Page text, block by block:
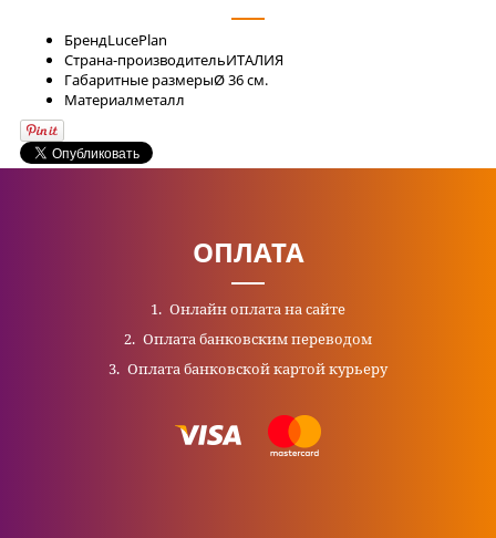
БрендLucePlan
Страна-производительИТАЛИЯ
Габаритные размерыØ 36 см.
Материалметалл
ОПЛАТА
Онлайн оплата на сайте
Оплата банковским переводом
Оплата банковской картой курьеру